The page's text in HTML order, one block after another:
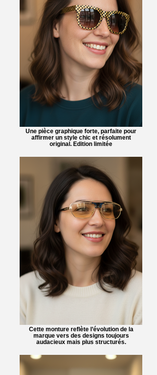
Une pièce graphique forte, parfaite pour
affirmer un style chic et résolument
original. Edition limitée
Cette monture reflète l’évolution de la
marque vers des designs toujours
audacieux mais plus structurés.